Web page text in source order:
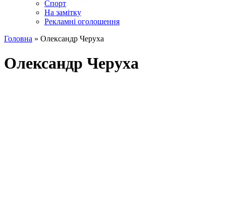
Спорт
На замітку
Рекламні оголошення
Головна » Олександр Черуха
Олександр Черуха